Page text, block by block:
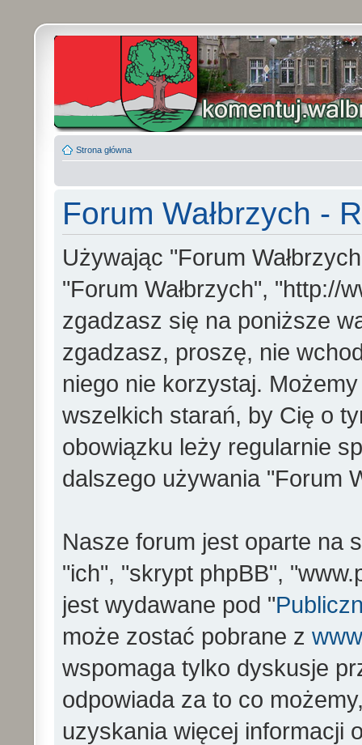
Strona główna
Forum Wałbrzych -
Używając "Forum
"Forum Wałbrzych", "http://
zgadzasz się na poniższe
zgadzasz, proszę, nie
niego nie korzystaj.
wszelkich starań, by Cię o
obowiązku leży regularnie
dalszego używania "Forum
Nasze forum jest oparte na
"ich", "skrypt phpBB",
jest wydawane pod "
może zostać pobrane z
wspomaga tylko dyskusje
odpowiada za to co
uzyskania więcej informacji